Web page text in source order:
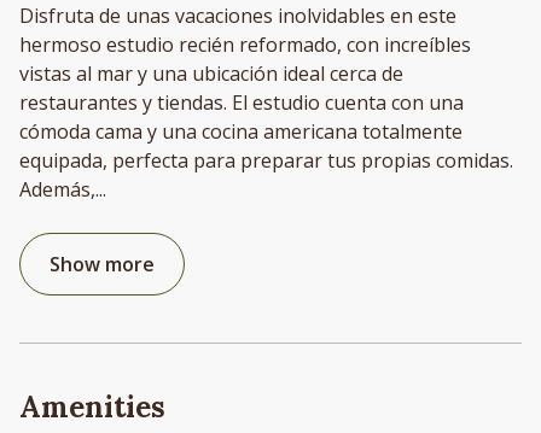
Disfruta de unas vacaciones inolvidables en este
hermoso estudio recién reformado, con increíbles
vistas al mar y una ubicación ideal cerca de
restaurantes y tiendas. El estudio cuenta con una
cómoda cama y una cocina americana totalmente
equipada, perfecta para preparar tus propias comidas.
Además,...
Show more
Amenities